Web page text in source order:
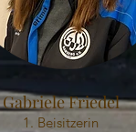
Gabriele Friedel
1. Beisitzerin